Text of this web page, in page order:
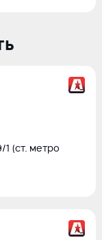
(ст. метро